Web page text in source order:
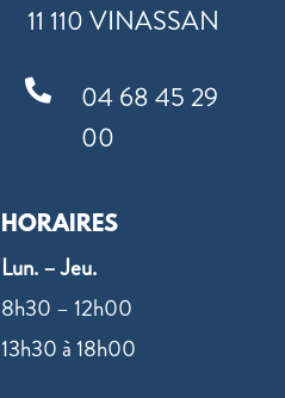
11 110 VINASSAN

04 68 45 29
00
HORAIRES
Lun. – Jeu.
8h30 – 12h00
13h30 à 18h00